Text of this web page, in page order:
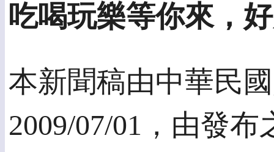
吃喝玩樂等你來，
本新聞稿由中華民
2009/07/01，由發